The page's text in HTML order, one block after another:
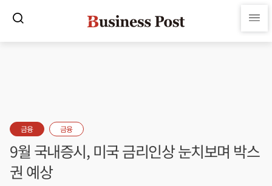
금융 금융
9월 국내증시, 미국 금리인상 눈치보며 박스
권 예상